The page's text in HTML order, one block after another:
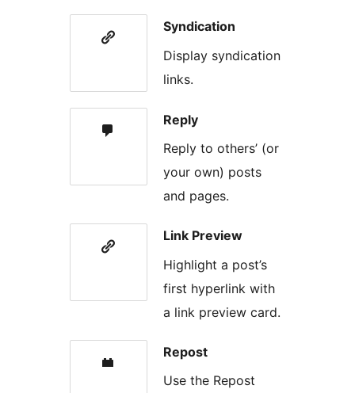
Syndication
Display syndication
links.
Reply
Reply to others’ (or
your own) posts
and pages.
Link Preview
Highlight a post’s
first hyperlink with
a link preview card.
Repost
Use the Repost